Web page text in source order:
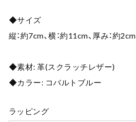
◆サイズ
縦：約7cm、横：約11cm、厚み：約2cm
◆素材: 革(スクラッチレザー)
◆カラー: コバルトブルー
ラッピング